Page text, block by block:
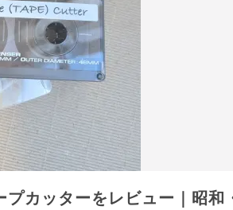
カッターをレビュー｜昭和